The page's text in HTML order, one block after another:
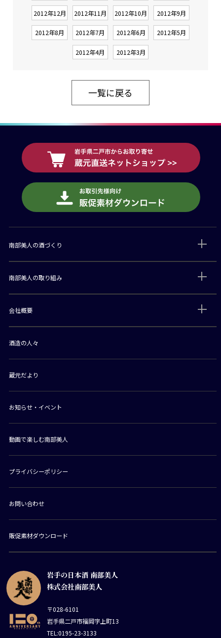
2012年12月 2012年11月 2012年10月 2012年9月
2012年8月 2012年7月 2012年6月 2012年5月
2012年4月 2012年3月
一覧に戻る
岩手の日本酒 南部美人
株式会社南部美人
〒028-6101
岩手県二戸市福岡字上町13
TEL:0195-23-3133
南部美人の酒づくり
南部美人の取り組み
会社概要
酒造の人々
蔵元だより
お知らせ・イベント
動画で楽しむ南部美人
プライバシーポリシー
お問い合わせ
販促素材ダウンロード